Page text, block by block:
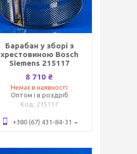
Барабан у зборі з
хрестовиною Bosch
Siemens 215117
8 710 ₴
Немає в наявності
Оптом і в роздріб
215117
+380 (67) 431-84-31